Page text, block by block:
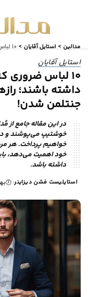
مدالین > استایل آقایان > ۱۰ لباس ضروری که مردان خوشتیپ باید داشته باشند؛ رازهای استایل حرفه‌ای و جنتلمن شدن!
استایل آقایان
۱۰ لباس
داشته باشند؛
جنتلمن شدن!
خوشتیپ می‌پوشند و
خواهیم پرداخت. هر
خود اهمیت می‌دهد،
داشته باشد.
استایلیست فشن دیزاینر